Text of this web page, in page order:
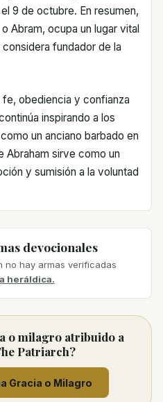
9 de octubre. En resumen,
Abram, ocupa un lugar vital
fundador de la
fe, obediencia y confianza
inspirando a los
un anciano barbado en
Abraham sirve como un
y sumisión a la voluntad
devocionales
no hay armas verificadas
heráldica.
o milagro atribuido a
Patriarch?
Gracia o Milagro